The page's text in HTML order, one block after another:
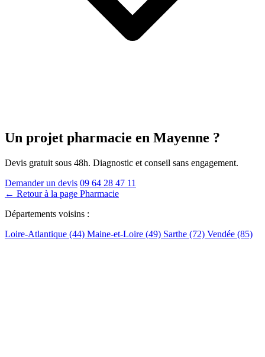
Un projet pharmacie en Mayenne ?
Devis gratuit sous 48h. Diagnostic et conseil sans engagement.
Demander un devis 09 64 28 47 11
← Retour à la page Pharmacie
Départements voisins :
Loire-Atlantique (44) Maine-et-Loire (49) Sarthe (72) Vendée (85)